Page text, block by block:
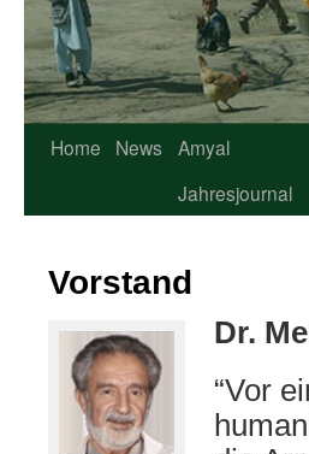
Home News
Amyal
Jahresjournal
Vorstand
Dr.
“Vor